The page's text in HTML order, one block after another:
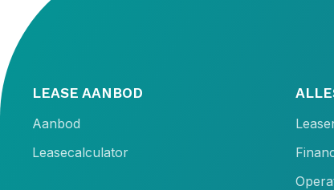
LEASE AANBOD
Aanbod
Leasecalculator